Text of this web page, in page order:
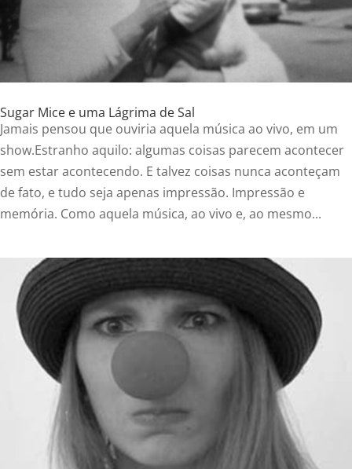
Sugar Mice e uma Lágrima de Sal
Jamais pensou que ouviria aquela música ao vivo, em um
show.Estranho aquilo: algumas coisas parecem acontecer
sem estar acontecendo. E talvez coisas nunca aconteçam
de fato, e tudo seja apenas impressão. Impressão e
memória. Como aquela música, ao vivo e, ao mesmo...